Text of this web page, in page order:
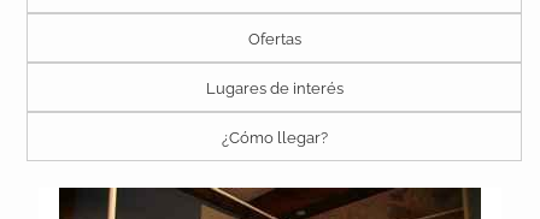
Ofertas
Lugares de interés
¿Cómo llegar?